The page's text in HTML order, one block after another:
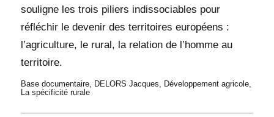
souligne les trois piliers indissociables pour
réfléchir le devenir des territoires européens :
l’agriculture, le rural, la relation de l’homme au
territoire.
Base documentaire, DELORS Jacques Développement agricole,
La spécificité rurale